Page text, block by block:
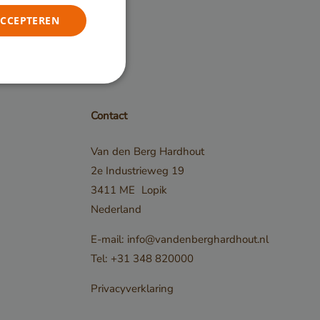
Contact
Van den Berg Hardhout
2e Industrieweg 19
3411 ME Lopik
Nederland
E-mail: info@vandenberghardhout.nl
Tel: +31 348 820000
Privacyverklaring
en
mensen
voor
geldige